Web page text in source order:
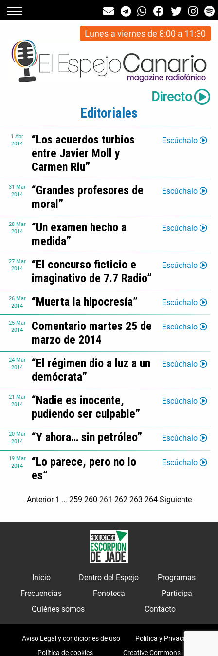
Lunes a viernes de 8:00 a 11:30
Directo
Editoriales
1 Abr
2014
“Los acuerdos turbios
entre Javier Moll y
Carmen Riu”
Escúchalo
31 Mar
2014
“Grandes profesores de
moral”
Escúchalo
28 Mar
2014
“Un examen hecho a
medida”
Escúchalo
27 Mar
2014
“El concurso ficticio e
imaginativo de 7.7 Radio”
Escúchalo
26 Mar
2014
“Muerta la hipocresía” Escúchalo
25 Mar
2014
Comentario martes 25 de
marzo de 2014
Escúchalo
24 Mar
2014
“El régimen dio a luz a un
demócrata”
Escúchalo
21 Mar
2014
“Nadie es inocente,
pudiendo ser culpable”
Escúchalo
20 Mar
2014
“Y ahora… sin petróleo” Escúchalo
19 Mar
2014
“Lo parece, pero no lo
es”
Escúchalo
Anterior 1 … 259 260 261 262 263 264 Siguiente
Inicio Dentro del Espejo
Programas
Frecuencias
Fonoteca
Participa
Quiénes somos
Contacto
Aviso Legal y condiciones de uso
Política y Privacidad
Política de cookies
Creative Commons